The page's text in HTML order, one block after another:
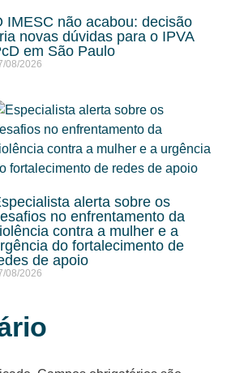
IMESC não acabou: decisão
novas dúvidas para o IPVA
em São Paulo
08/2026
alerta sobre os
no enfrentamento da
contra a mulher e a
do fortalecimento de
de apoio
08/2026